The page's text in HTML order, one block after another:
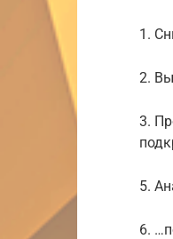
1.
2.
3.
5.
6.